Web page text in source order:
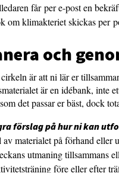
får per e-post en
om klimakteriet skickas per
och
är att ni lär er
är en idébank, inte
det passar er bäst, dock
förslag på hur ni kan
av materialet på förhand eller
utmaning tillsammans
före eller efter